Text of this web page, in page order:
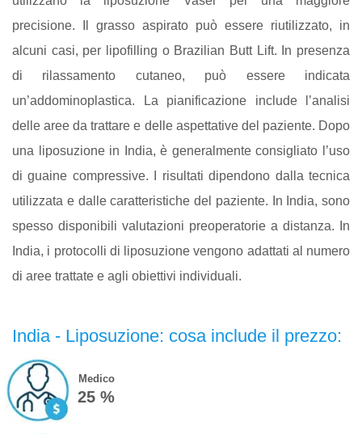
precisione. Il grasso aspirato può essere riutilizzato, in
alcuni casi, per lipofilling o Brazilian Butt Lift. In presenza
di rilassamento cutaneo, può essere indicata
un’addominoplastica. La pianificazione include l’analisi
delle aree da trattare e delle aspettative del paziente. Dopo
una liposuzione in India, è generalmente consigliato l’uso
di guaine compressive. I risultati dipendono dalla tecnica
utilizzata e dalle caratteristiche del paziente. In India, sono
spesso disponibili valutazioni preoperatorie a distanza. In
India, i protocolli di liposuzione vengono adattati al numero
di aree trattate e agli obiettivi individuali.
India - Liposuzione: cosa include il prezzo:
Medico
25 %